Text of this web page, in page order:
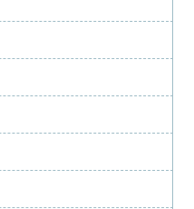
3号 2025年6月
2号 2025年4月
1号 2025年2月
号 2024年12月